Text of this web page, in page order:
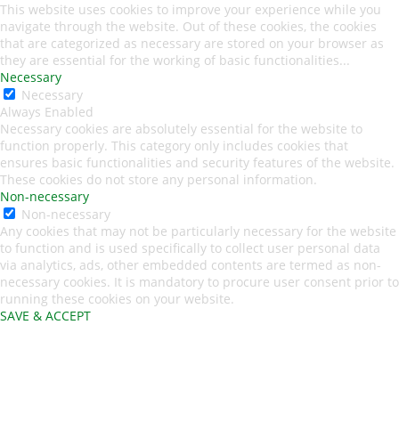
This website uses cookies to improve your experience while you
navigate through the website. Out of these cookies, the cookies
that are categorized as necessary are stored on your browser as
they are essential for the working of basic functionalities...
Necessary
Necessary
Always Enabled
Necessary cookies are absolutely essential for the website to
function properly. This category only includes cookies that
ensures basic functionalities and security features of the website.
These cookies do not store any personal information.
Non-necessary
Non-necessary
Any cookies that may not be particularly necessary for the website
to function and is used specifically to collect user personal data
via analytics, ads, other embedded contents are termed as non-
necessary cookies. It is mandatory to procure user consent prior to
running these cookies on your website.
SAVE & ACCEPT